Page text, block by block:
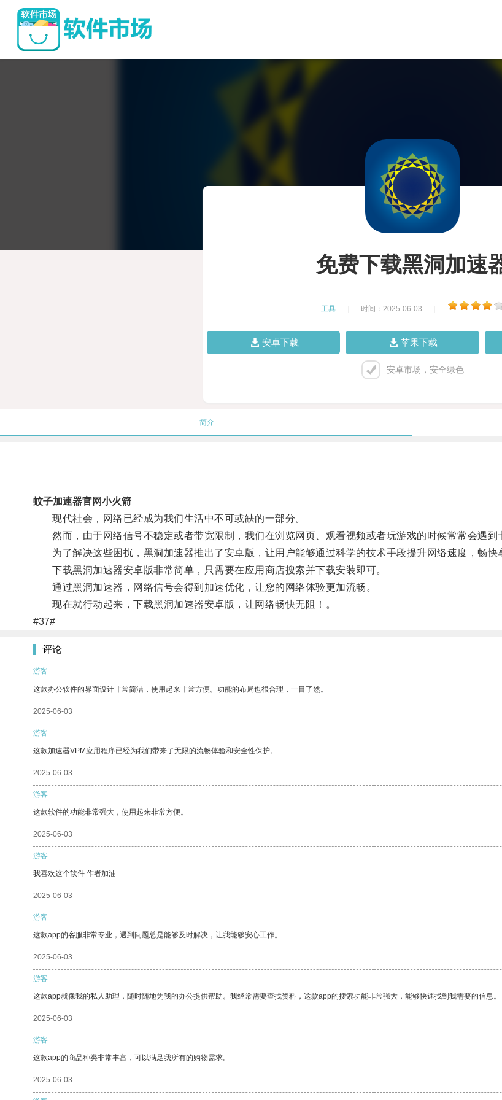
免费下载黑洞加速
工具 时间：2025-06-03
安卓下载 苹果下载
安卓市场，安全绿色
简介
蚊子加速器官网小火箭
现代社会，网络已经成为我们生活中不可或缺的一部分。
然而，由于网络信号不稳定或者带宽限制，我们在浏览网页、观看视频或者玩游戏的时候常常会遇到
为了解决这些困扰，黑洞加速器推出了安卓版，让用户能够通过科学的技术手段提升网络速度，畅快
下载黑洞加速器安卓版非常简单，只需要在应用商店搜索并下载安装即可。
通过黑洞加速器，网络信号会得到加速优化，让您的网络体验更加流畅。
现在就行动起来，下载黑洞加速器安卓版，让网络畅快无阻！。
#37#
评论
游客
这款办公软件的界面设计非常简洁，使用起来非常方便。功能的布局也很合理，一目了然。
2025-06-03
游客
这款加速器VPM应用程序已经为我们带来了无限的流畅体验和安全性保护。
2025-06-03
游客
这款软件的功能非常强大，使用起来非常方便。
2025-06-03
游客
我喜欢这个软件 作者加油
2025-06-03
游客
这款app的客服非常专业，遇到问题总是能够及时解决，让我能够安心工作。
2025-06-03
游客
这款app就像我的私人助理，随时随地为我的办公提供帮助。我经常需要查找资料，这款app的搜索功能非常强大，能够快速找到我需要的信息。
2025-06-03
游客
这款app的商品种类非常丰富，可以满足我所有的购物需求。
2025-06-03